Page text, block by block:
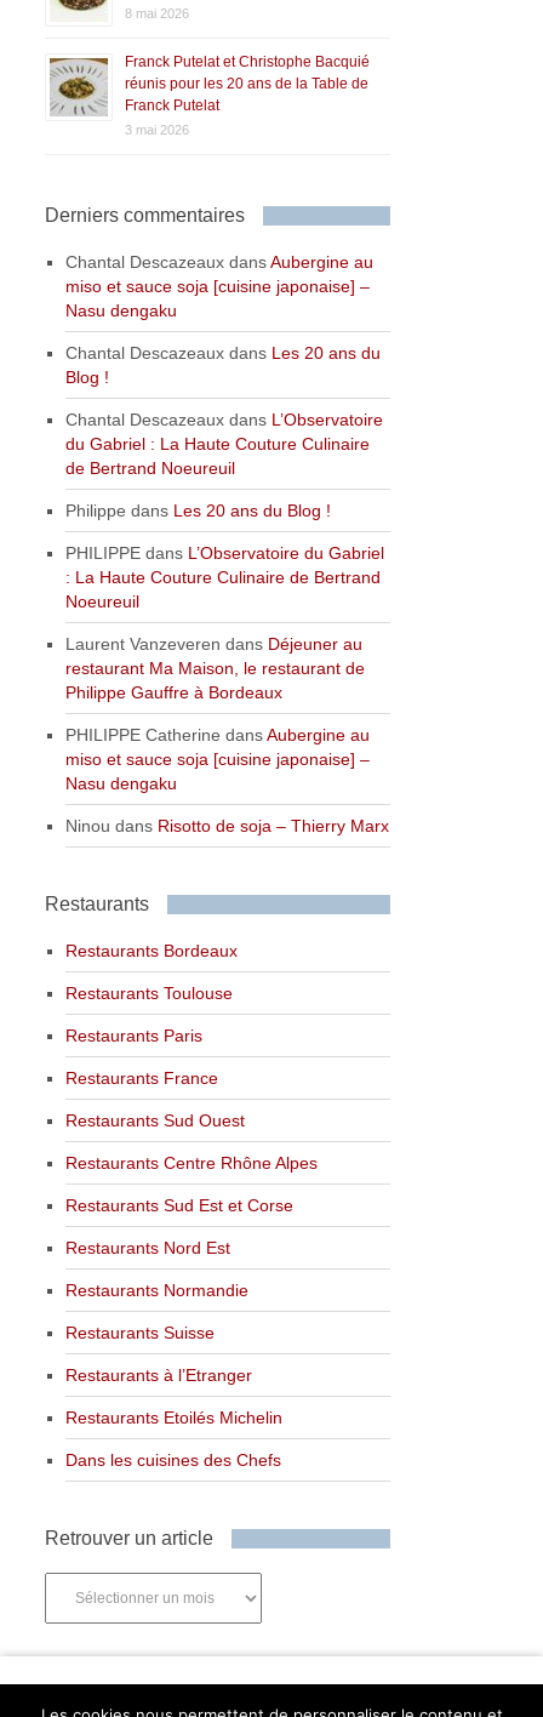
8 mai 2026
Franck Putelat et Christophe Bacquié
réunis pour les 20 ans de la Table de
Franck Putelat
3 mai 2026
Derniers commentaires
Chantal Descazeaux dansAubergine au
miso et sauce soja [cuisine japonaise] –
Nasu dengaku
Chantal Descazeaux dans Les 20 ans du
Blog !
Chantal Descazeaux dans L’Observatoire
du Gabriel : La Haute Couture Culinaire
de Bertrand Noeureuil
Philippe dans Les 20 ans du Blog !
PHILIPPE dans L’Observatoire du Gabriel
: La Haute Couture Culinaire de Bertrand
Noeureuil
Laurent Vanzeveren dans Déjeuner au
restaurant Ma Maison, le restaurant de
Philippe Gauffre à Bordeaux
PHILIPPE Catherine dansAubergine au
miso et sauce soja [cuisine japonaise] –
Nasu dengaku
Ninou dans Risotto de soja – Thierry Marx
Restaurants
Restaurants Bordeaux
Restaurants Toulouse
Restaurants Paris
Restaurants France
Restaurants Sud Ouest
Restaurants Centre Rhône Alpes
Restaurants Sud Est et Corse
Restaurants Nord Est
Restaurants Normandie
Restaurants Suisse
Restaurants à l’Etranger
Restaurants Etoilés Michelin
Dans les cuisines des Chefs
Retrouver un article